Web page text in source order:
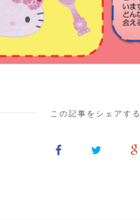
この記事をシェアする